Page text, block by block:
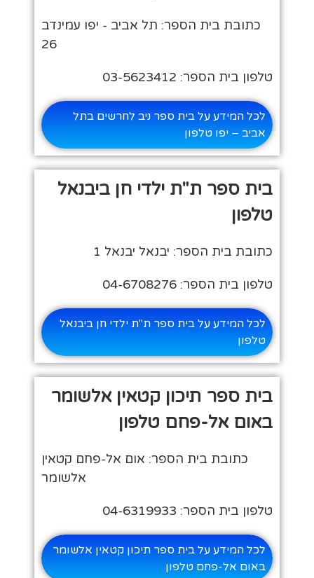
כתובת בית הספר: תל אביב - יפו עמינדב
26
טלפון בית הספר: 03-5623412
לכל המידע על בית ספר ניב לחרשים בתל
אביב – יפו טלפון
בית ספר ת"ת ילדי חן ביבנאל
טלפון
כתובת בית הספר: יבנאל יבנאל 1
טלפון בית הספר: 04-6708276
לכל המידע על בית ספר ת"ת ילדי חן ביבנאל
טלפון
בית ספר תיכון קטאין אלשומר
באום אל-פחם טלפון
כתובת בית הספר: אום אל-פחם קטאין
אלשומר
טלפון בית הספר: 04-6319933
לכל המידע על בית ספר תיכון קטאין אלשומר
באום אל-פחם טלפון